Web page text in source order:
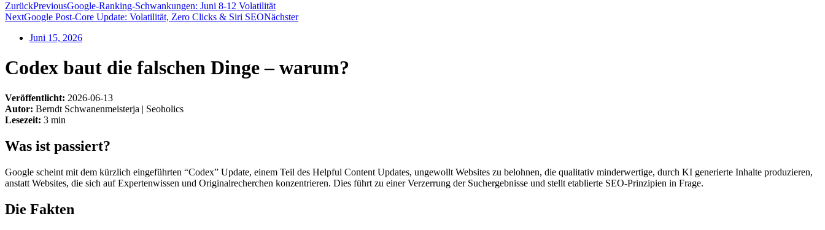
ZurückPreviousGoogle-Ranking-Schwankungen: Juni 8-12 Volatilität
NextGoogle Post-Core Update: Volatilität, Zero Clicks & Siri SEONächster
Juni 15, 2026
Codex baut die falschen Dinge – warum?
Veröffentlicht: 2026-06-13
Autor: Berndt Schwanenmeisterja | Seoholics
Lesezeit: 3 min
Was ist passiert?
Google scheint mit dem kürzlich eingeführten “Codex” Update, einem Teil des Helpful Content Updates, ungewollt Websites zu belohnen, die qualitativ minderwertige, durch KI generierte Inhalte produzieren,
anstatt Websites, die sich auf Expertenwissen und Originalrecherchen konzentrieren. Dies führt zu einer Verzerrung der Suchergebnisse und stellt etablierte SEO-Prinzipien in Frage.
Die Fakten